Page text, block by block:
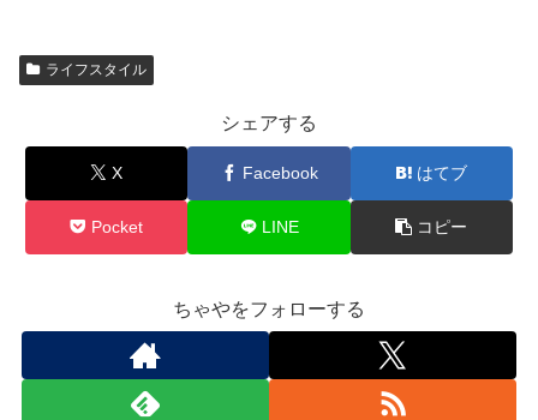
c
e
o
o
k
st
o
o
n
ライフスタイル
シェアする
X Facebook はてブ
Pocket LINE コピー
ちゃやをフォローする